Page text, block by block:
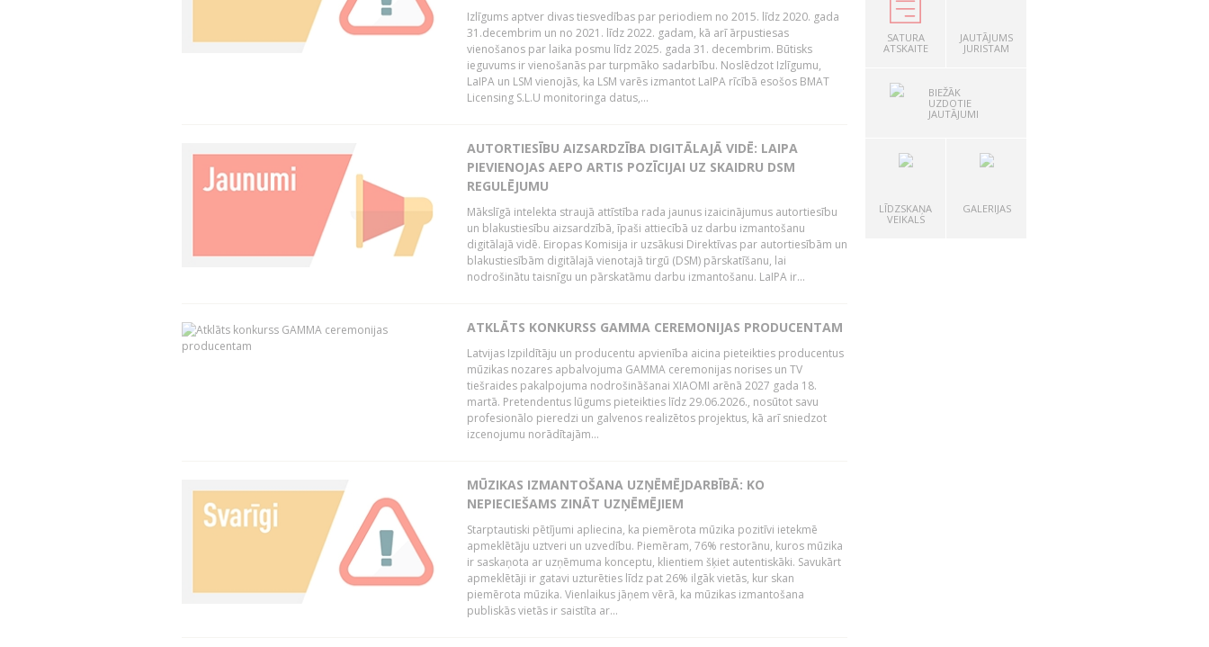
Izlīgums aptver divas tiesvedības par periodiem no 2015. līdz 2020. gada
31.decembrim un no 2021. līdz 2022. gadam, kā arī ārpustiesas
vienošanos par laika posmu līdz 2025. gada 31. decembrim. Būtisks
ieguvums ir vienošanās par turpmāko sadarbību. Noslēdzot Izlīgumu,
LaIPA un LSM vienojās, ka LSM varēs izmantot LaIPA rīcībā esošos BMAT
Licensing S.L.U monitoringa datus,...
AUTORTIESĪBU AIZSARDZĪBA DIGITĀLAJĀ VIDĒ: LAIPA
PIEVIENOJAS AEPO ARTIS POZĪCIJAI UZ SKAIDRU DSM
REGULĒJUMU
Mākslīgā intelekta straujā attīstība rada jaunus izaicinājumus autortiesību
un blakustiesību aizsardzībā, īpaši attiecībā uz darbu izmantošanu
digitālajā vidē. Eiropas Komisija ir uzsākusi Direktīvas par autortiesībām un
blakustiesībām digitālajā vienotajā tirgū (DSM) pārskatīšanu, lai
nodrošinātu taisnīgu un pārskatāmu darbu izmantošanu. LaIPA ir...
ATKLĀTS KONKURSS GAMMA CEREMONIJAS PRODUCENTAM
Latvijas Izpildītāju un producentu apvienība aicina pieteikties producentus
mūzikas nozares apbalvojuma GAMMA ceremonijas norises un TV
tiešraides pakalpojuma nodrošināšanai XIAOMI arēnā 2027 gada 18.
martā. Pretendentus lūgums pieteikties līdz 29.06.2026., nosūtot savu
profesionālo pieredzi un galvenos realizētos projektus, kā arī sniedzot
izcenojumu norādītajām...
MŪZIKAS IZMANTOŠANA UZŅĒMĒJDARBĪBĀ: KO
NEPIECIEŠAMS ZINĀT UZŅĒMĒJIEM
Starptautiski pētījumi apliecina, ka piemērota mūzika pozitīvi ietekmē
apmeklētāju uztveri un uzvedību. Piemēram, 76% restorānu, kuros mūzika
ir saskaņota ar uzņēmuma konceptu, klientiem šķiet autentiskāki. Savukārt
apmeklētāji ir gatavi uzturēties līdz pat 26% ilgāk vietās, kur skan
piemērota mūzika. Vienlaikus jāņem vērā, ka mūzikas izmantošana
publiskās vietās ir saistīta ar...
SATURA
ATSKAITE
JAUTĀJUMS
JURISTAM
BIEŽĀK
UZDOTIE
JAUTĀJUMI
LĪDZSKAŅA
VEIKALS
GALERIJAS